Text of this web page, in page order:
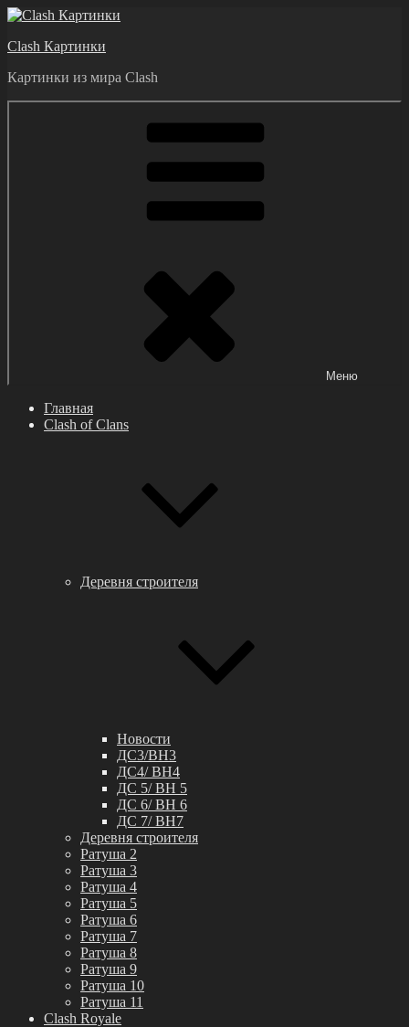
Перейти
содержимому
Clash Картинки
Картинки из мира Clash
Меню
Главная
Clash of Clans
Деревня строителя
Новости
ДС3/BH3
ДС4/ BH4
ДС 5/ BH 5
ДС 6/ BH 6
ДС 7/ BH7
Деревня строителя
Ратуша 2
Ратуша 3
Ратуша 4
Ратуша 5
Ратуша 6
Ратуша 7
Ратуша 8
Ратуша 9
Ратуша 10
Ратуша 11
Clash Royale